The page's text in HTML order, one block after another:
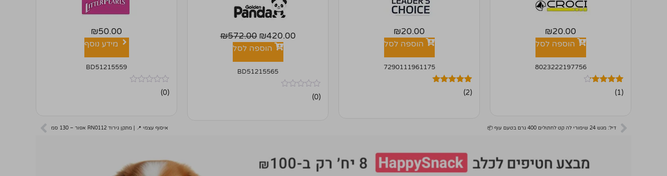
₪20.00
הוספה לסל
8023222197756
מדורג
4.00
1
לקוחות
(1)
₪20.00
הוספה לסל
7290111961175
מדורגים
5.00
2(2)
₪420.00
₪572.00
הוספה לסל
BD51215565
אין
ביקורות
(0)
₪50.00
מידע נוסף
BD51215559
אין
ביקורות
(0)
דיל: מגש 24 שימורי לה קט לחתולים 400 גרם בטעם עוף 📦 איסוף עצמי 📍 | מתקן גירוד RN0112 אפור – 130 סמ